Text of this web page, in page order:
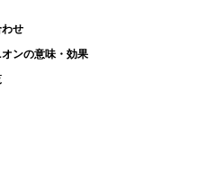
せ
ンの意味・効果